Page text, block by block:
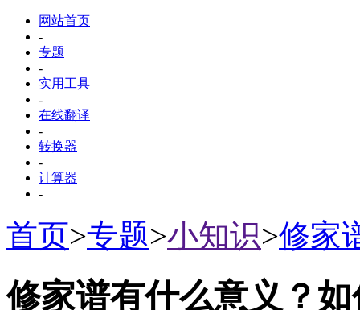
网站首页
-
专题
-
实用工具
-
在线翻译
-
转换器
-
计算器
-
首页>专题>小知识>修家
修家谱有什么意义？